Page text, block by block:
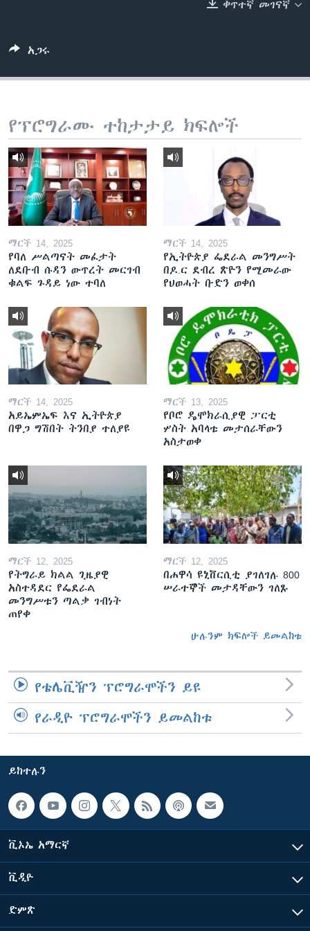
ቋንቋዎች
ቀጥተኛ መገናኛ
አጋሩ
የፕሮግራሙ ተከታታይ ክፍሎች
ማርች 14, 2025
የባለ ሥልጣናት መፈታት
ለደቡብ ሱዳን ውጥረት መርገብ
ቁልፍ ጉዳይ ነው ተባለ
ማርች 14, 2025
የኢትዮጵያ ፌደራል መንግሥት
በዶ.ር ደብረ ጽዮን የሚመራው
የህወሓት ቡድን ወቀሰ
ማርች 14, 2025
አይኤምኤፍ እና ኢትዮጵያ
በዋጋ ግሽበት ትንበያ ተለያዩ
ማርች 13, 2025
የቦሮ ዴሞክራሲያዊ ፓርቲ
ሦስት አባላቱ መታሰራቸውን
አስታወቀ
ማርች 12, 2025
የትግራይ ክልል ጊዜያዊ
አስተዳደር የፌደራል
መንግሥቱን ጣልቃ ገብነት
ጠየቀ
ማርች 12, 2025
በሐዋሳ ዩኒቨርሲቲ ያገለገሉ 800
ሠራተኞች መታዳቸውን ገለጹ
ሁሉንም ክፍሎች ይመልከቱ
የቴሌቪዥን ፕሮግራሞችን ይዩ
የራዲዮ ፕሮግራሞችን ይመልከቱ
ይከተሉን
ቪኦኤ አማርኛ
ቪዲዮ
ድምጽ